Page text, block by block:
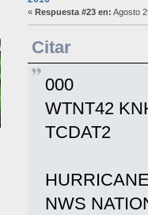
« Respuesta #23 en: Agosto
Citar
000
WTNT42
TCDAT2
NWS